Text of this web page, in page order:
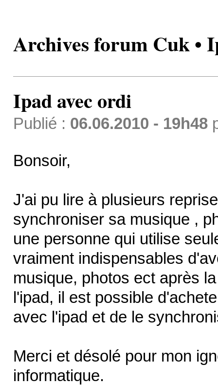
Archives forum Cuk •
Ipad avec ordi
Publié : 06.06.2010 - 19h48
Bonsoir,
J'ai pu lire à plusieurs
synchroniser sa musique ,
une personne qui utilise
vraiment indispensables
musique, photos ect après
l'ipad, il est possible
avec l'ipad et de le
Merci et désolé pour mon
informatique.